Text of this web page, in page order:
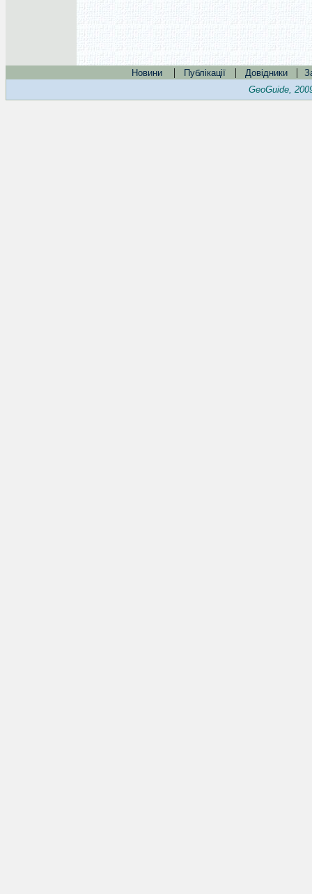
Новини | Публікації | Довідники |
GeoGuide,